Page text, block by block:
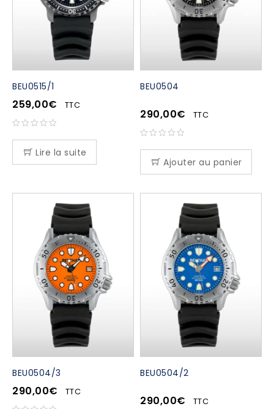
BEU0515/1
259,00€ TTC
Lire la suite
BEU0504
290,00€ TTC
Ajouter au panier
BEU0504/3
290,00€ TTC
BEU0504/2
290,00€ TTC